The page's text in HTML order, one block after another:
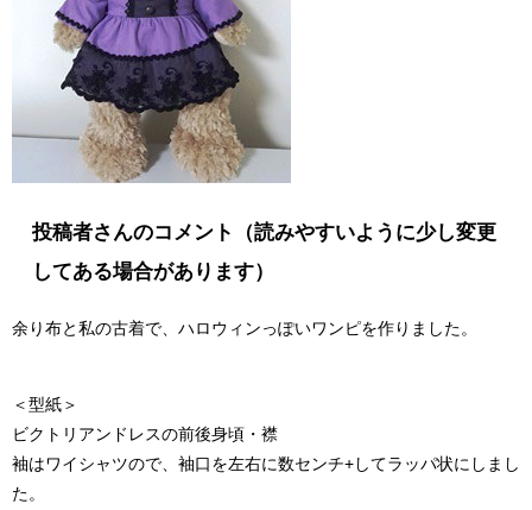
投稿者さんのコメント（読みやすいように少し変更
してある場合があります）
余り布と私の古着で、ハロウィンっぽいワンピを作りました。
＜型紙＞
ビクトリアンドレスの前後身頃・襟
袖はワイシャツので、袖口を左右に数センチ+してラッパ状にしまし
た。